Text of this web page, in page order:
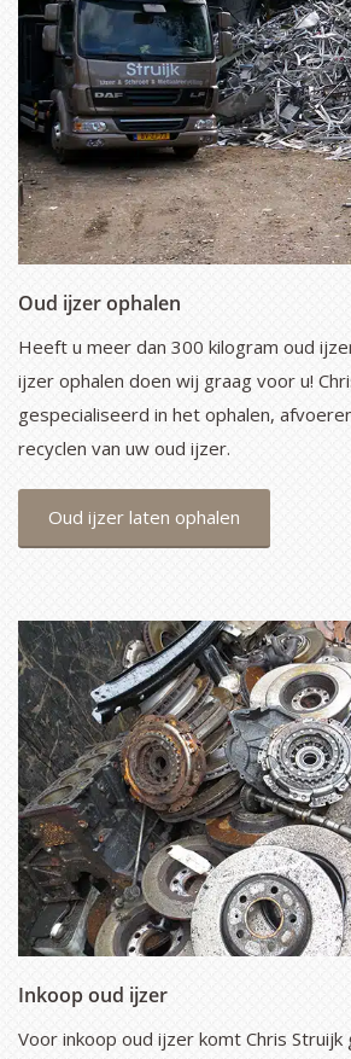
Oud ijzer ophalen
Heeft u meer dan 300 kilogram oud
ijzer ophalen doen wij graag voor u!
gespecialiseerd in het ophalen,
recyclen van uw oud ijzer.
Oud ijzer laten ophalen
Inkoop oud ijzer
Voor inkoop oud ijzer komt Chris Struijk